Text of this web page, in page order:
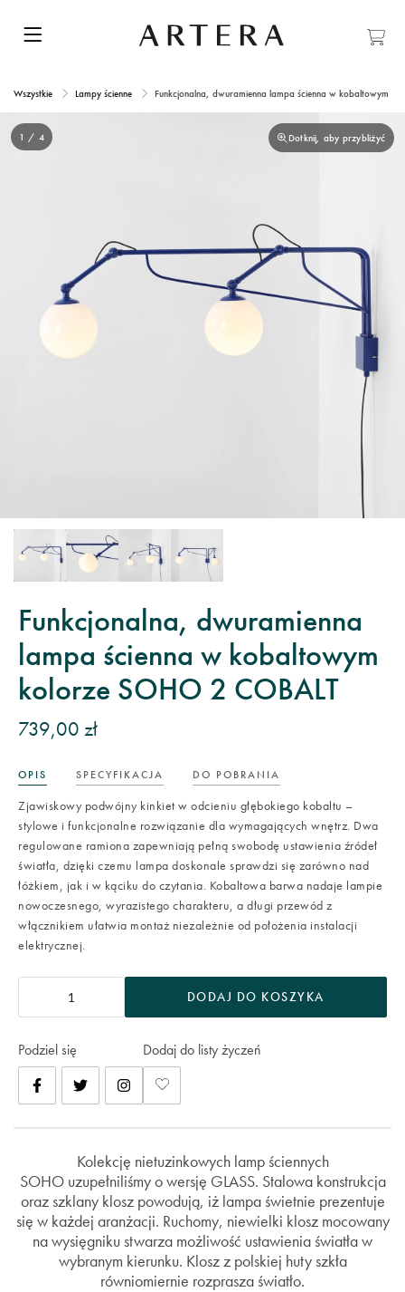
Wszystkie Lampy ścienne Funkcjonalna, dwuramienna lampa ścienna w kobaltowym
Dotknij, aby przybliżyć
1 / 4
Funkcjonalna, dwuramienna
lampa ścienna w kobaltowym
kolorze SOHO 2 COBALT
739,00 zł
OPIS SPECYFIKACJA DO POBRANIA
Zjawiskowy podwójny kinkiet w odcieniu głębokiego kobaltu –
stylowe i funkcjonalne rozwiązanie dla wymagających wnętrz. Dwa
regulowane ramiona zapewniają pełną swobodę ustawienia źródeł
światła, dzięki czemu lampa doskonale sprawdzi się zarówno nad
łóżkiem, jak i w kąciku do czytania. Kobaltowa barwa nadaje lampie
nowoczesnego, wyrazistego charakteru, a długi przewód z
włącznikiem ułatwia montaż niezależnie od położenia instalacji
elektrycznej.
DODAJ DO KOSZYKA
Podziel się Dodaj do listy życzeń
Kolekcję nietuzinkowych lamp ściennych
SOHO uzupełniliśmy o wersję GLASS. Stalowa konstrukcja
oraz szklany klosz powodują, iż lampa świetnie prezentuje
się w każdej aranżacji. Ruchomy, niewielki klosz mocowany
na wysięgniku stwarza możliwość ustawienia światła w
wybranym kierunku. Klosz z polskiej huty szkła
równiomiernie rozprasza światło.